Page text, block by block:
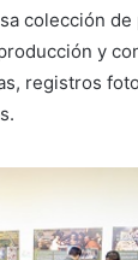
colección
y
registros